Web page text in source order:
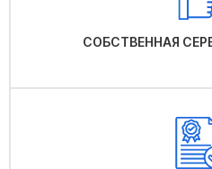
СОБСТВЕННАЯ